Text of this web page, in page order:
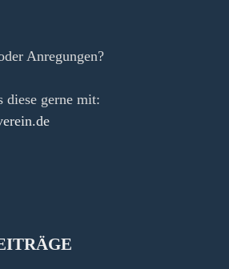
Anregungen?
diese gerne mit: